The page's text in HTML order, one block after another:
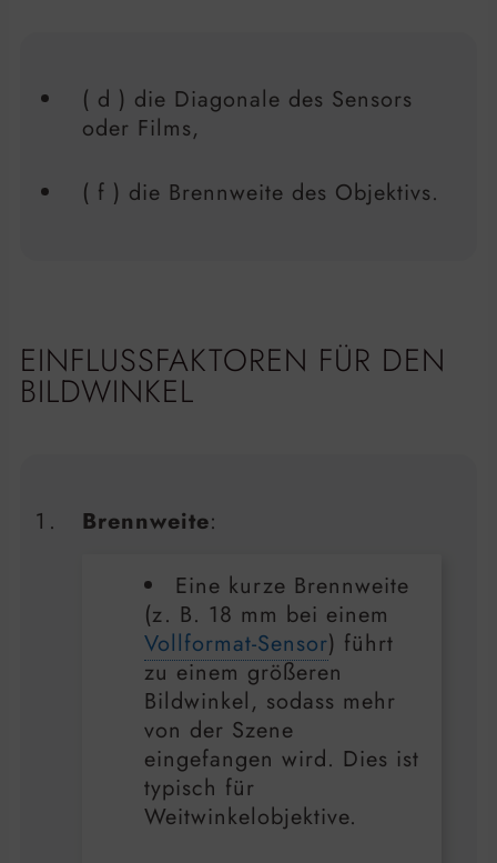
( d ) die Diagonale des Sensors
oder Films,
( f ) die Brennweite des Objektivs.
EINFLUSSFAKTOREN FÜR DEN
BILDWINKEL
Brennweite:
Eine kurze Brennweite
(z. B. 18 mm bei einem
Vollformat-Sensor) führt
zu einem größeren
Bildwinkel, sodass mehr
von der Szene
eingefangen wird. Dies ist
typisch für
Weitwinkelobjektive.